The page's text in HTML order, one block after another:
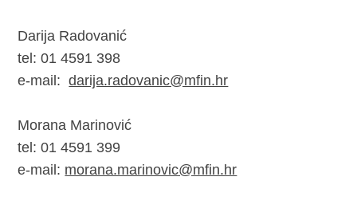
Darija Radovanić
tel: 01 4591 398
e-mail:darija.radovanic@mfin.hr
Morana Marinović
tel: 01 4591 399
e-mail: morana.marinovic@mfin.hr